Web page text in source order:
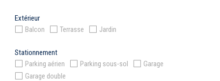
Extérieur
Balcon
Terrasse Jardin
Stationnement
Parking aérien
Parking sous-sol
Garage
Garage double